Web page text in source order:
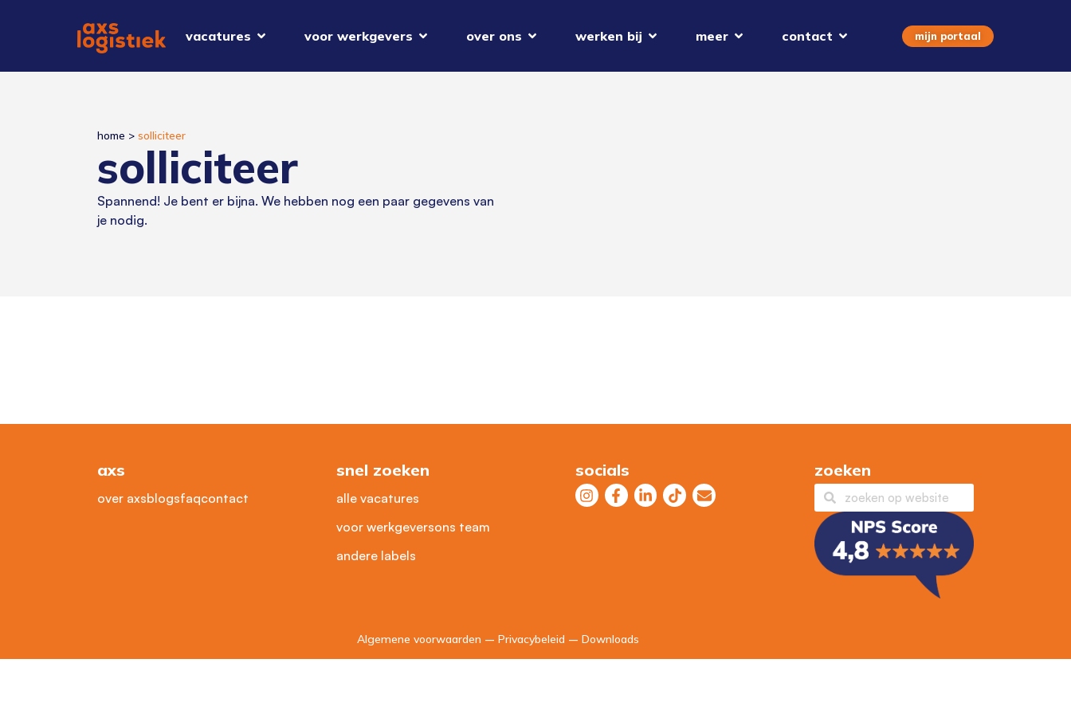
vacatures voor werkgevers over ons werken bij meer contact mijn portaal
home > solliciteer
solliciteer
Spannend! Je bent er bijna. We hebben nog een paar gegevens van
je nodig.
axs
over axsblogsfaqcontact
snel zoeken
alle vacatures
voor werkgeversons team
andere labels
socials zoeken
Algemene voorwaarden – Privacybeleid – Downloads